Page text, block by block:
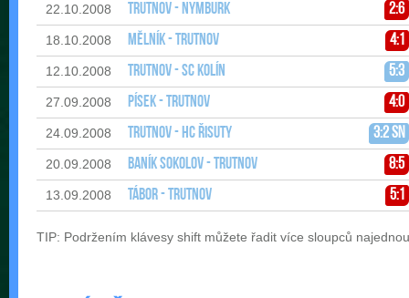
22.10.2008 Trutnov - Nymburk 2:6
18.10.2008 Mělník - Trutnov 4:1
12.10.2008 Trutnov - SC Kolín 5:3
27.09.2008 Písek - Trutnov 4:0
24.09.2008 Trutnov - HC Řisuty 3:2 sn
20.09.2008 Baník Sokolov - Trutnov 8:5
13.09.2008 Tábor - Trutnov 5:1
TIP: Podržením klávesy shift můžete řadit více sloupců najednou